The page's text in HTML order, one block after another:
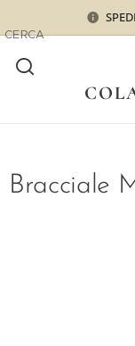
CERCA
Bracciale